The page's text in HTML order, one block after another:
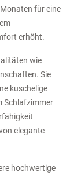
für eine
erhöht.
wie
Sie
kuschelige
Schlafzimmer
elegante
hochwertige